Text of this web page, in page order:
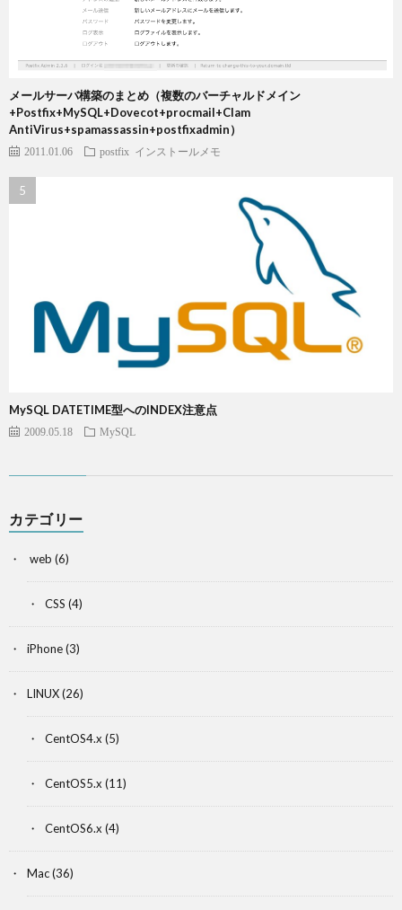
メールサーバ構築のまとめ（複数のバーチャルドメイン
+Postfix+MySQL+Dovecot+procmail+Clam
AntiVirus+spamassassin+postfixadmin）
2011.01.06 postfix インストールメモ
MySQL DATETIME型へのINDEX注意点
2009.05.18 MySQL
カテゴリー
web (6)
CSS (4)
iPhone(3)
LINUX(26)
CentOS4.x (5)
CentOS5.x (11)
CentOS6.x (4)
Mac(36)